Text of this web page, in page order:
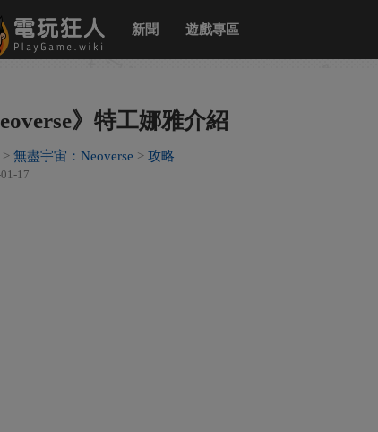
新聞 遊戲專區
》特工娜雅介紹
無盡宇宙：Neoverse 攻略
17